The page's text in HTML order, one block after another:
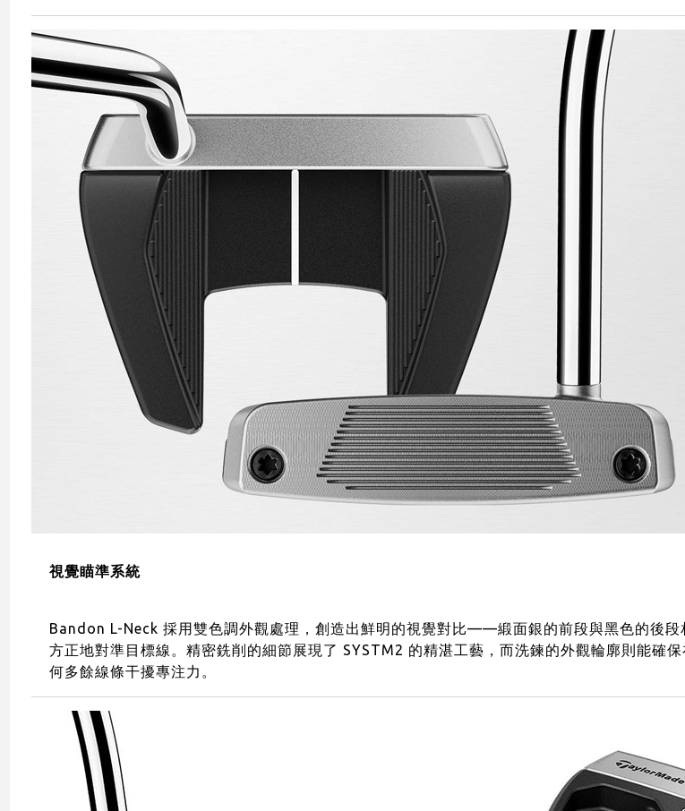
視覺瞄準系統
Bandon L-Neck 採用雙色調外觀處理，創造出鮮明的視覺對比——緞面銀的前段與黑色的後
方正地對準目標線。精密銑削的細節展現了 SYSTM2 的精湛工藝，而洗鍊的外觀輪廓則能確
何多餘線條干擾專注力。